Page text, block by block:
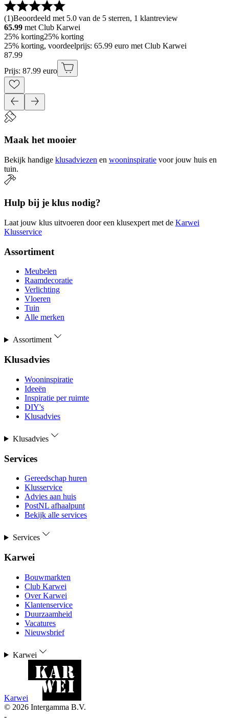
(1)Beoordeeld met 5.0 van de 5 sterren, 1 klantreview
65.99 met Club Karwei
25% korting25% korting
25% korting, voordeelprijs: 65.99 euro met Club Karwei
87.99
Prijs: 87.99 euro
Maak het mooier
Bekijk handige klusadviezen en wooninspiratie voor jouw huis en
tuin.
Hulp bij je klus nodig?
Laat jouw klus uitvoeren door een klusexpert met de Karwei
Klusservice
Assortiment
Meubelen
Raamdecoratie
Verlichting
Vloeren
Tuin
Alle merken
Assortiment
Klusadvies
Wooninspiratie
Ideeën
Inspiratie per ruimte
DIY's
Klusadvies
Klusadvies
Services
Gereedschap huren
Klusservice
Advies aan huis
PostNL afhaalpunt
Bekijk alle services
Services
Karwei
Bouwmarkten
Club Karwei
Over Karwei
Klantenservice
Duurzaamheid
Vacatures
Nieuwsbrief
Karwei
Karwei
© 2026 Intergamma B.V.
-